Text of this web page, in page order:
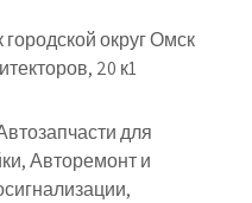
округ Омск
20 к1
для
Авторемонт и